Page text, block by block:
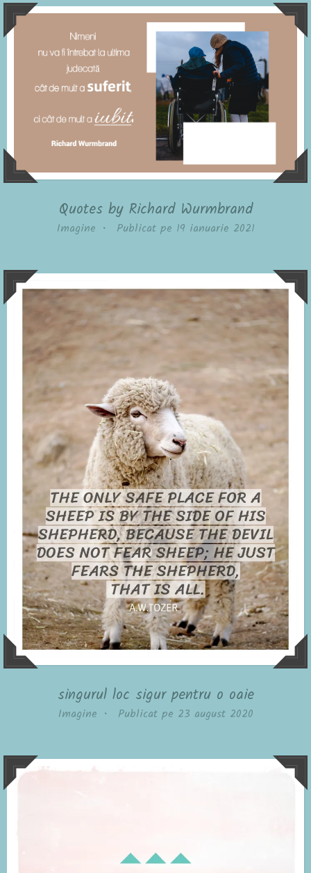
Quotes by Richard Wurmbrand
Imagine • Publicat pe 19 ianuarie 2021
singurul loc sigur pentru o oaie
Imagine • Publicat pe 23 august 2020